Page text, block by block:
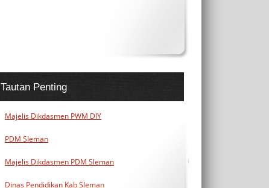
Tautan Penting
Majelis Dikdasmen PWM DIY
PDM Sleman
Majelis Dikdasmen PDM Sleman
Dinas Pendidikan Kab Sleman